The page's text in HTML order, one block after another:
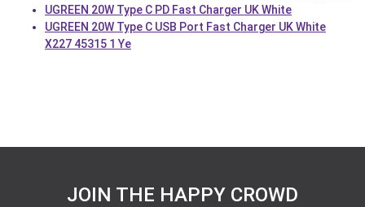
UGREEN 20W Type C PD Fast Charger UK White
UGREEN 20W Type C USB Port Fast Charger UK White
X227 45315 1 Ye
JOIN THE HAPPY CROWD